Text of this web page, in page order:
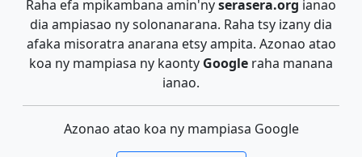
Raha efa mpikambana amin'nyserasera.org ianao
dia ampiasao ny solonanarana. Raha tsy izany dia
afaka misoratra anarana etsy ampita. Azonao atao
koa ny mampiasa ny kaonty Google raha manana
ianao.
Azonao atao koa ny mampiasa Google